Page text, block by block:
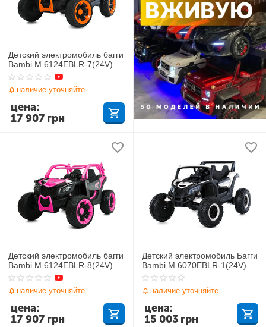
Детский электромобиль багги
Bambi M 6124EBLR-7(24V)
наличие уточняйте
17 907 грн
цена:
Детский электромобиль багги
Bambi M 6124EBLR-8(24V)
наличие уточняйте
17 907 грн
цена:
Детский электромобиль Багги
Bambi M 6070EBLR-1(24V)
наличие уточняйте
15 003 грн
цена: